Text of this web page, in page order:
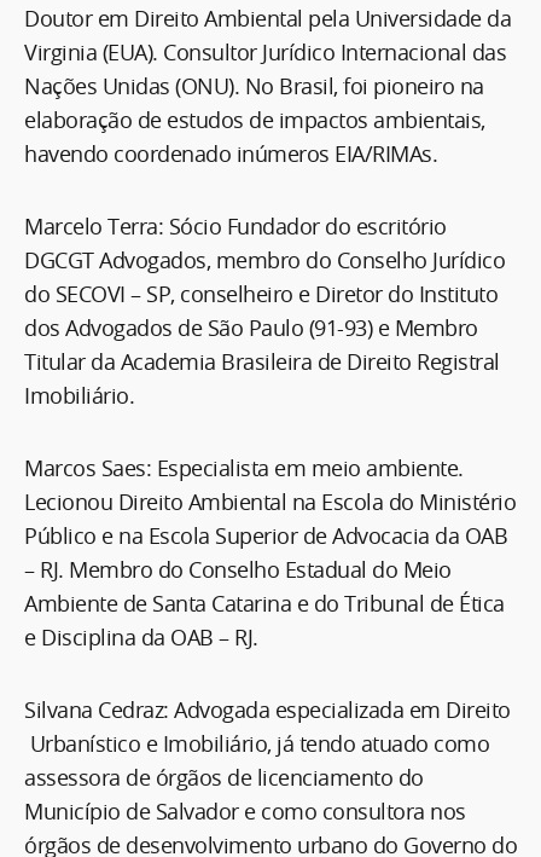
Doutor em Direito Ambiental pela Universidade da
Virginia (EUA). Consultor Jurídico Internacional das
Nações Unidas (ONU). No Brasil, foi pioneiro na
elaboração de estudos de impactos ambientais,
havendo coordenado inúmeros EIA/RIMAs.
Marcelo Terra: Sócio Fundador do escritório
DGCGT Advogados, membro do Conselho Jurídico
do SECOVI – SP, conselheiro e Diretor do Instituto
dos Advogados de São Paulo (91-93) e Membro
Titular da Academia Brasileira de Direito Registral
Imobiliário.
Marcos Saes: Especialista em meio ambiente.
Lecionou Direito Ambiental na Escola do Ministério
Público e na Escola Superior de Advocacia da OAB
– RJ. Membro do Conselho Estadual do Meio
Ambiente de Santa Catarina e do Tribunal de Ética
e Disciplina da OAB – RJ.
Silvana Cedraz: Advogada especializada em Direito
Urbanístico e Imobiliário, já tendo atuado como
assessora de órgãos de licenciamento do
Município de Salvador e como consultora nos
órgãos de desenvolvimento urbano do Governo do